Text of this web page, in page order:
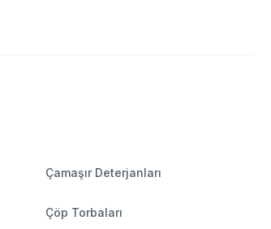
Çamaşır Deterjanları
Çöp Torbaları